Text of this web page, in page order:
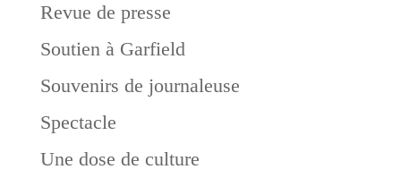
Revue de presse
Soutien à Garfield
Souvenirs de journaleuse
Spectacle
Une dose de culture